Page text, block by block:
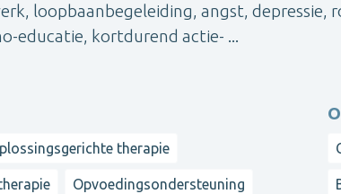
loopbaanbegeleiding, angst, depressie,
educatie, kortdurend actie- ...
therapie
Opvoedingsondersteuning